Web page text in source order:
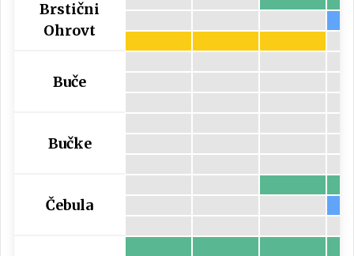
Brstični
Ohrovt
Buče
Bučke
Čebula